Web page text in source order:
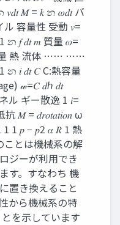
𝑣𝑑𝑡 𝑀 = 𝑘 න 𝜔𝑑𝑡 バ
容量性 受動 𝑣=
න 𝑓 𝑑𝑡 𝑚 質量 𝜔=
量 熱 流体 ⋯⋯ ⋯⋯
න 𝑖 𝑑𝑡 𝐶 C:熱容量
𝓌=𝐶 𝑑ℎ 𝑑𝑡
ギー散逸 1 𝑖=
𝑀 = 𝑑𝑟𝑜𝑡𝑎𝑡𝑖𝑜𝑛 ω
1 𝑝 − 𝑝2 𝛼 𝑅 1 熱
ことは機械系の解
ジーが利用でき
す。すなわち 機
置き換えること
から機械系の特
を示しています